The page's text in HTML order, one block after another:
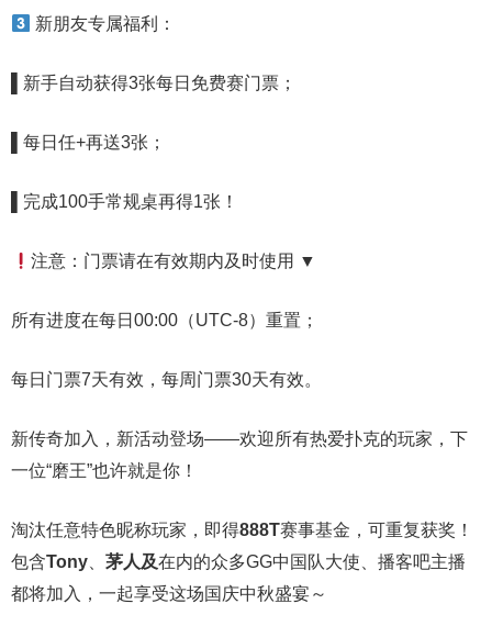
新朋友专属福利：
新手自动获得3张每日免费赛门票 ；
每日任+再送3张 ；
完成100手常规桌再得1张！
注意：门票请在有效期内及时使用 ▼
所有进度在每日00:00（UTC-8）重置；
每日门票7天有效，每周门票30天有效。
新传奇加入，新活动登场——欢迎所有热爱扑克的玩家，下
一位“磨王”也许就是你！
淘汰任意特色昵称玩家，即得888T赛事基金，可重复获奖！
包含Tony 茅人及在内的众多GG中国队大使、播客吧主播
都将加入，一起享受这场国庆中秋盛宴～